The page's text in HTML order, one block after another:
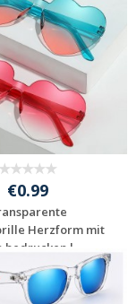
€0.99
Herzform mit
bedrucken l...
Angebot